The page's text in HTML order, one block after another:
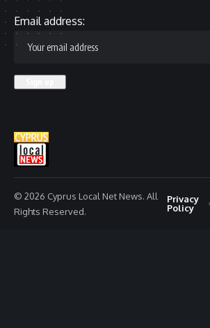
Email address:
© 2026 Cyprus Local Net News. All
Rights Reserved.
Privacy
Policy